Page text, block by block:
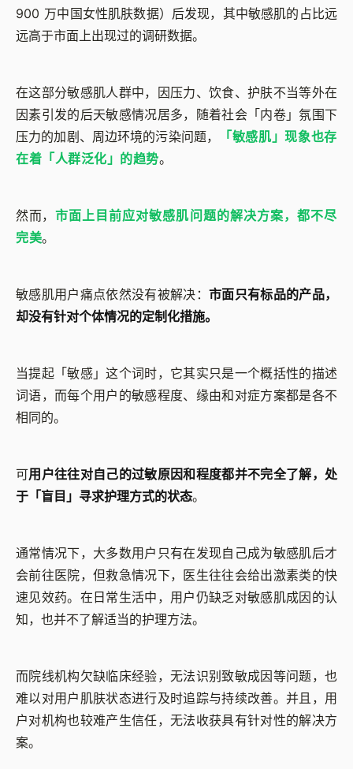
900 万中国女性肌肤数据）后发现，其中敏感肌的占比远
远高于市面上出现过的调研数据。
在这部分敏感肌人群中，因压力、饮食、护肤不当等外在
因素引发的后天敏感情况居多，随着社会「内卷」氛围下
压力的加剧、周边环境的污染问题，
「敏感肌」现象也存
在着「人群泛化」的趋势。
然而， 市面上目前应对敏感肌问题的解决方案，都不尽
完美。
敏感肌用户痛点依然没有被解决： 市面只有标品的产品，
却没有针对个体情况的定制化措施。
当提起「敏感」这个词时，它其实只是一个概括性的描述
词语，而每个用户的敏感程度、缘由和对症方案都是各不
相同的。
可用户往往对自己的过敏原因和程度都并不完全了解，处
于「盲目」寻求护理方式的状态。
通常情况下，大多数用户只有在发现自己成为敏感肌后才
会前往医院，但救急情况下，医生往往会给出激素类的快
速见效药。在日常生活中，用户仍缺乏对敏感肌成因的认
知，也并不了解适当的护理方法。
而院线机构欠缺临床经验，无法识别致敏成因等问题，也
难以对用户肌肤状态进行及时追踪与持续改善。并且，用
户对机构也较难产生信任，无法收获具有针对性的解决方
案。